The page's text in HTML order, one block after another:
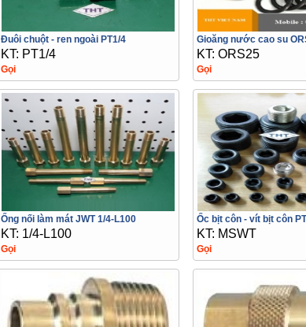
Đuôi chuột - ren ngoài PT1/4
KT: PT1/4
Gọi
Gioăng nước cao su
KT: ORS25
Gọi
Ống nối làm mát JWT 1/4-L100
KT: 1/4-L100
Gọi
Ốc bịt côn - vít bịt côn
KT: MSWT
Gọi